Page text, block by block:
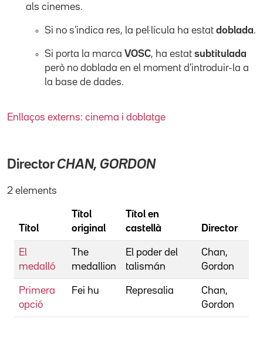
als cinemes.
Si no s'indica res, la pel·lícula ha estat doblada.
Si porta la marca VOSC, ha estat subtitulada
però no doblada en el moment d'introduir-la a
la base de dades.
Enllaços externs: cinema i doblatge
DirectorCHAN, GORDON
2 elements
Títol
Títol
original
Títol en
castellà
Director
El
medalló
The
medallion
El poder del
talismán
Chan,
Gordon
Primera
opció
Fei hu Represalia
Chan,
Gordon